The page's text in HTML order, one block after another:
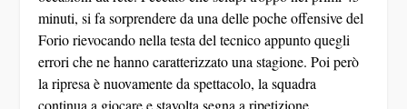
minuti, si fa sorprendere da una delle poche offensive del
Forio rievocando nella testa del tecnico appunto quegli
errori che ne hanno caratterizzato una stagione. Poi però
la ripresa è nuovamente da spettacolo, la squadra
continua a giocare e stavolta segna a ripetizione